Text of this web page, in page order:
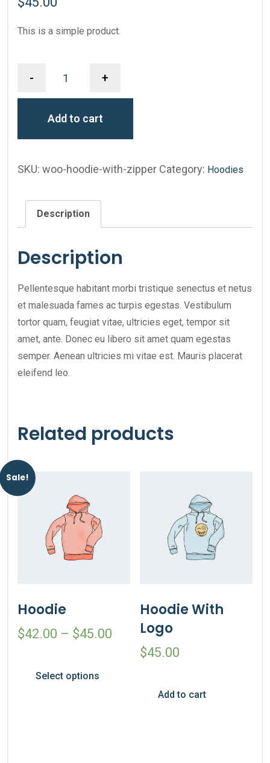
This is a simple product.
- +
Add to cart
SKU: woo-hoodie-with-zipper Category: Hoodies
Description
Description
Pellentesque habitant morbi tristique senectus et netus
et malesuada fames ac turpis egestas. Vestibulum
tortor quam, feugiat vitae, ultricies eget, tempor sit
amet, ante. Donec eu libero sit amet quam egestas
semper. Aenean ultricies mi vitae est. Mauris placerat
eleifend leo.
Related products
Sale!
Hoodie
$42.00 – $45.00
Select options
Hoodie With
Logo
$45.00
Add to cart